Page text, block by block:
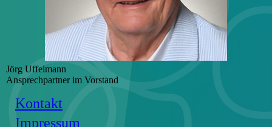
Jörg Uffelmann
Ansprechpartner im Vorstand
Kontakt
Impressum